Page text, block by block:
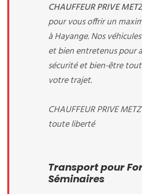
CHAUFFEUR PRIVE
pour vous offrir un
à Hayange. Nos
et bien entretenus pour
sécurité et bien-être
votre trajet.
CHAUFFEUR PRIVE
toute liberté
Transport pour
Séminaires